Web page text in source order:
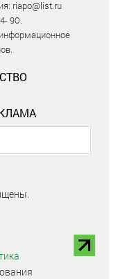
riapo@list.ru
90.